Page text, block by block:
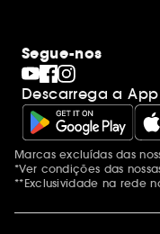
Segue-nos
Descarrega a
Menções
Marcas excluídas das
*Ver condições das
**Exclusividade na rede